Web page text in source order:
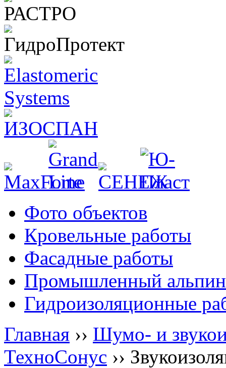
Фото объектов
Кровельные работы
Фасадные работы
Промышленный
Гидроизоляционные
Главная ›› Шумо- и
ТехноСонус ››